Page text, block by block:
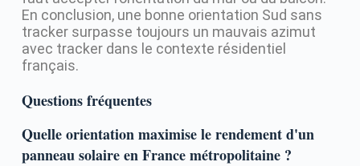
En conclusion, une bonne orientation Sud sans
tracker surpasse toujours un mauvais azimut
avec tracker dans le contexte résidentiel
français.
Questions fréquentes
Quelle orientation maximise le rendement d'un
panneau solaire en France métropolitaine ?